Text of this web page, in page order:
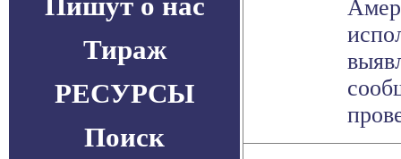
Тираж
РЕСУРСЫ
Поиск